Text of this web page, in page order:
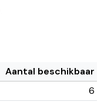
Aantal beschikbaar
6